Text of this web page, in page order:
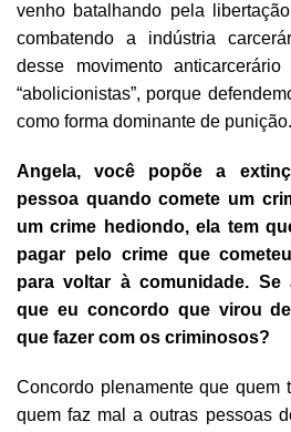
venho batalhando pela
combatendo a indústria
desse movimento anticarcerário
“abolicionistas”, porque
como forma dominante de punição.
Angela, você popõe a
pessoa quando comete um
um crime hediondo, ela tem
pagar pelo crime que
para voltar à comunidade. Se
que eu concordo que virou
que fazer com os criminosos?
Concordo plenamente que quem
quem faz mal a outras pessoas